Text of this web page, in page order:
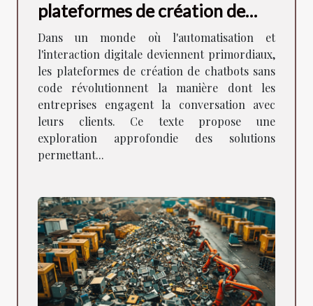
plateformes de création de
chatbots sans code
Dans un monde où l'automatisation et
l'interaction digitale deviennent primordiaux,
les plateformes de création de chatbots sans
code révolutionnent la manière dont les
entreprises engagent la conversation avec
leurs clients. Ce texte propose une
exploration approfondie des solutions
permettant...